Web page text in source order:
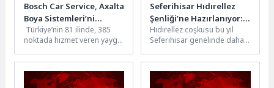
Bosch Car Service, Axalta
Boya Sistemleri’ni
“Tercih Edilen İş Ortağı”
olarak belirledi
Türkiye’nin 81 ilinde, 385
noktada hizmet veren yaygın
olan Bosch Car Service,...
Seferihisar Hıdırellez
Şenliği’ne Hazırlanıyor:
“Bahar Coşkusu” üç
noktada aynı anda
yaşanacak
Hıdırellez coşkusu bu yıl
Seferihisar genelinde daha
kutlanacak. Seferihisar
Belediyesi öncülüğünde
düzenlenen geleneksel...